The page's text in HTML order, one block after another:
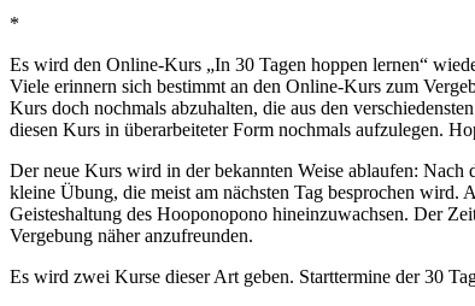
*
Es wird den Online-Kurs „In 30 Tagen hoppen lernen“
Viele erinnern sich bestimmt an den Online-Kurs zum
Kurs doch nochmals abzuhalten, die aus den
diesen Kurs in überarbeiteter Form nochmals aufzulegen.
Der neue Kurs wird in der bekannten Weise ablaufen: Nach
kleine Übung, die meist am nächsten Tag besprochen
Geisteshaltung des Hooponopono hineinzuwachsen. Der
Vergebung näher anzufreunden.
Es wird zwei Kurse dieser Art geben. Starttermine der 30